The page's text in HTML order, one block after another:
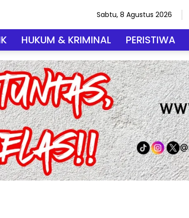
Sabtu, 8 Agustus 2026
HUKUM & KRIMINAL PERISTIWA